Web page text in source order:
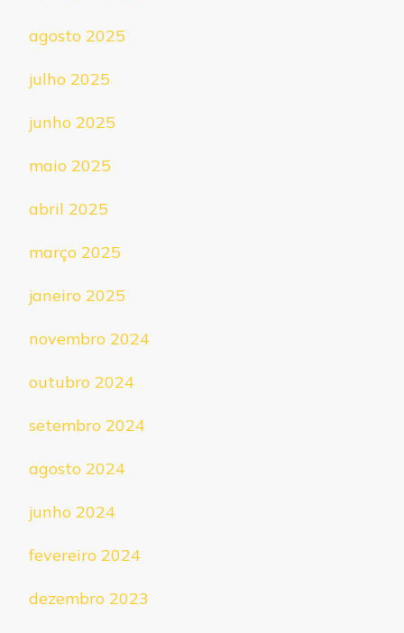
agosto 2025
julho 2025
junho 2025
maio 2025
abril 2025
março 2025
janeiro 2025
novembro 2024
outubro 2024
setembro 2024
agosto 2024
junho 2024
fevereiro 2024
dezembro 2023